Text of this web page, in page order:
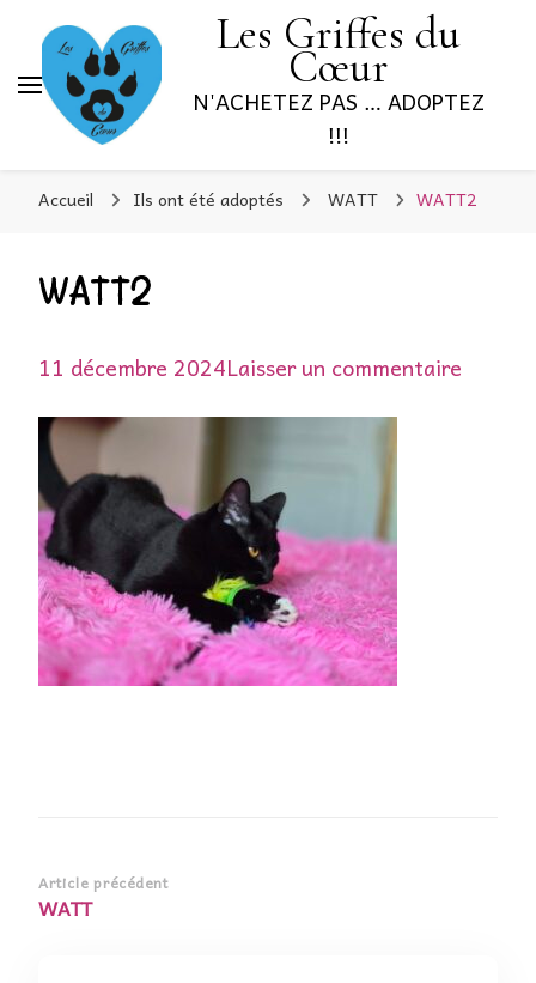
Les Griffes du
Cœur
N'ACHETEZ PAS … ADOPTEZ
!!!
Accueil Ils ont été adoptés WATT WATT2
WATT2
11 décembre 2024Laisser un commentaire
Navigation
d’article
Article précédent
WATT